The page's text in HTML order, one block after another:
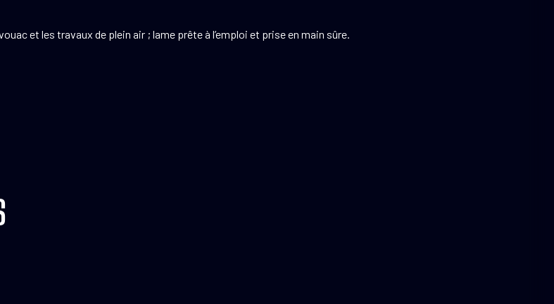
et les travaux de plein air ; lame prête à l’emploi et prise en main sûre.